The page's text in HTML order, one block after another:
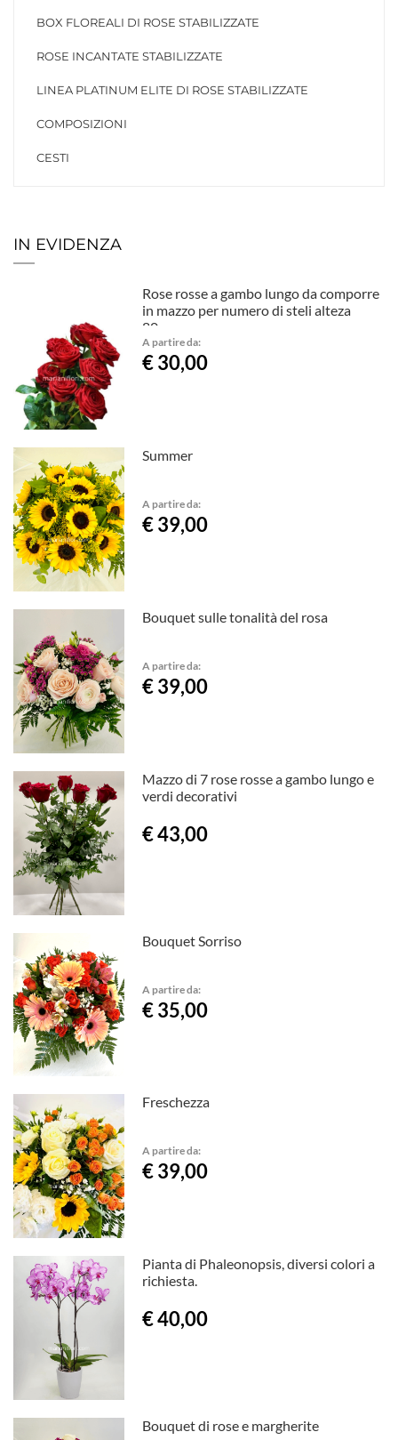
BOX FLOREALI DI ROSE STABILIZZATE
ROSE INCANTATE STABILIZZATE
LINEA PLATINUM ELITE DI ROSE STABILIZZATE
COMPOSIZIONI
CESTI
IN EVIDENZA
Rose rosse a gambo lungo da comporre
in mazzo per numero di steli alteza
80cm
A partire da:
€ 30,00
Summer
A partire da:
€ 39,00
Bouquet sulle tonalità del rosa
A partire da:
€ 39,00
Mazzo di 7 rose rosse a gambo lungo e
verdi decorativi
€ 43,00
Bouquet Sorriso
A partire da:
€ 35,00
Freschezza
A partire da:
€ 39,00
Pianta di Phaleonopsis, diversi colori a
richiesta.
€ 40,00
Bouquet di rose e margherite